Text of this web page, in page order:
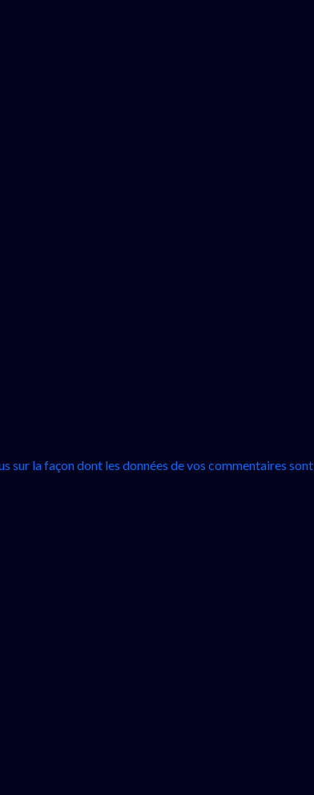
sur la façon dont les données de vos commentaires sont